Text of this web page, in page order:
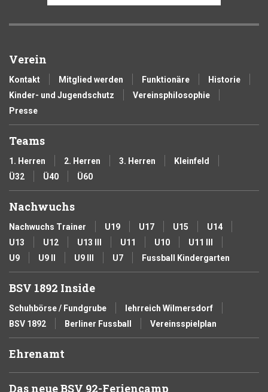
Verein
Kontakt Mitglied werden Funktionäre
Historie
Kinder- und Jugendschutz
Vereinsphilosophie
Presse
Teams
1. Herren 2. Herren 3. Herren
Kleinfeld
Ü32
Ü40 Ü60
Nachwuchs
Nachwuchs Trainer U19 U17 U15
U14
U13
U12 U13 III U11 U10
U11 III
U9
U9 II U9 III U7 Fussball Kindergarten
BSV 1892 Inside
Schuhbörse / Fundgrube
lehrreich Wilmersdorf
BSV 1892
Berliner Fussball Vereinsspielplan
Ehrenamt
Das neue BSV 92-Feriencamp